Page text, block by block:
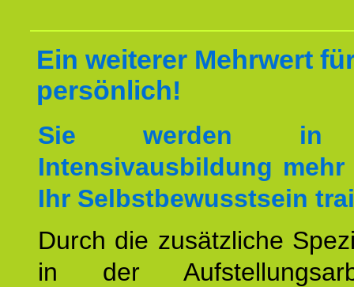
Ein weiterer Mehrwert
persönlich!
Sie werden in
Intensivausbildung
Ihr Selbstbewusstsein
Durch die zusätzliche
in der